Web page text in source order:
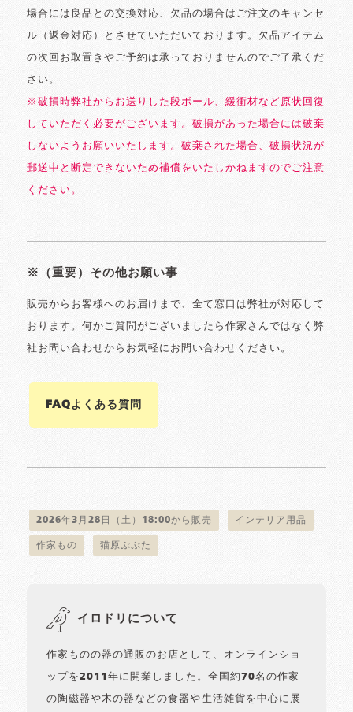
場合には良品との交換対応、欠品の場合はご注文のキャンセ
ル（返金対応）とさせていただいております。欠品アイテム
の次回お取置きやご予約は承っておりませんのでご了承くだ
さい。
※破損時弊社からお送りした段ボール、緩衝材など原状回復
していただく必要がございます。破損があった場合には破棄
しないようお願いいたします。破棄された場合、破損状況が
郵送中と断定できないため補償をいたしかねますのでご注意
ください。
※（重要）その他お願い事
販売からお客様へのお届けまで、全て窓口は弊社が対応して
おります。何かご質問がございましたら作家さんではなく弊
社お問い合わせからお気軽にお問い合わせください。
FAQよくある質問
2026年3月28日（土）18:00から販売 インテリア用品
作家もの 猫原ぷぷた
イロドリについて
作家ものの器の通販のお店として、オンラインショ
ップを2011年に開業しました。全国約70名の作家
の陶磁器や木の器などの食器や生活雑貨を中心に展